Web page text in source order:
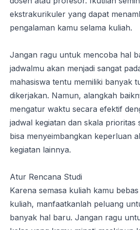
ekstrakurikuler yang dapat
pengalaman kamu selama kuliah.
Jangan ragu untuk mencoba hal
jadwalmu akan menjadi sangat
mahasiswa tentu memiliki banyak
dikerjakan. Namun, alangkah
mengatur waktu secara efektif
jadwal kegiatan dan skala prioritas
bisa menyeimbangkan keperluan
kegiatan lainnya.
Atur Rencana Studi
Karena semasa kuliah kamu
kuliah, manfaatkanlah peluang
banyak hal baru. Jangan ragu